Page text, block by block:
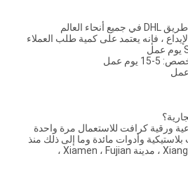
ورقية كرافت للاستعمال مرة واحدة
وأدوات مائدة وما إلى ذلك منذ
عام 2014. يقع في منطقة Xiangan ، مدينة Xiamen ، Fujian ،